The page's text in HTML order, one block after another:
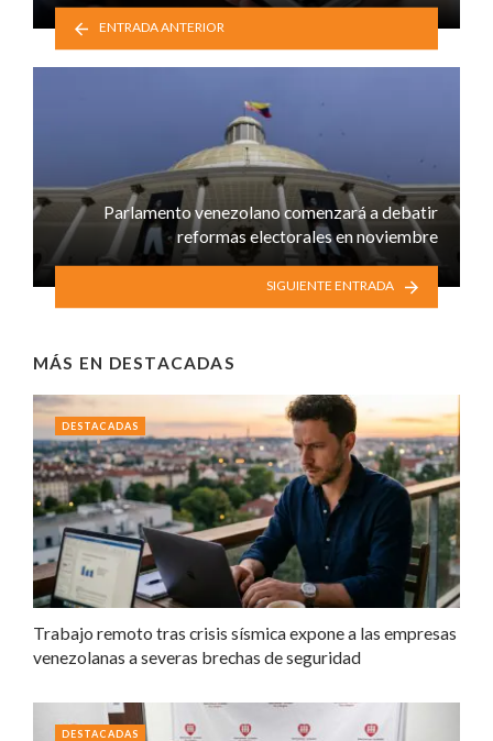
ENTRADA ANTERIOR
Parlamento venezolano comenzará a debatir
reformas electorales en noviembre
SIGUIENTE ENTRADA
MÁS EN DESTACADAS
Trabajo remoto tras crisis sísmica expone a las empresas
venezolanas a severas brechas de seguridad
DESTACADAS
DESTACADAS